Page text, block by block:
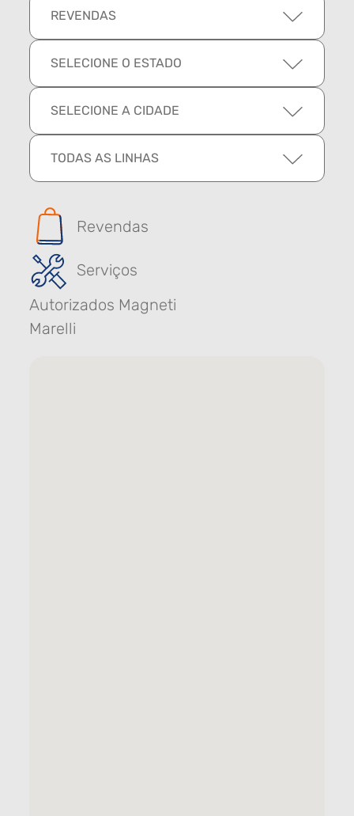
REVENDAS
SELECIONE O ESTADO
SELECIONE A CIDADE
TODAS AS LINHAS
Revendas
Serviços
Autorizados Magneti
Marelli